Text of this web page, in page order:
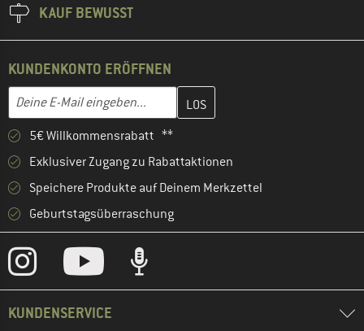
KAUF BEWUSST
KUNDENKONTO ERÖFFNEN
Deine E-Mail eingeben...
Gib hier deine E-Mail-Adresse ein und erstelle im nächsten
5€ Willkommensrabatt **
Exklusiver Zugang zu Rabattaktionen
Speichere Produkte auf Deinem Merkzettel
Geburtstagsüberraschung
KUNDENSERVICE